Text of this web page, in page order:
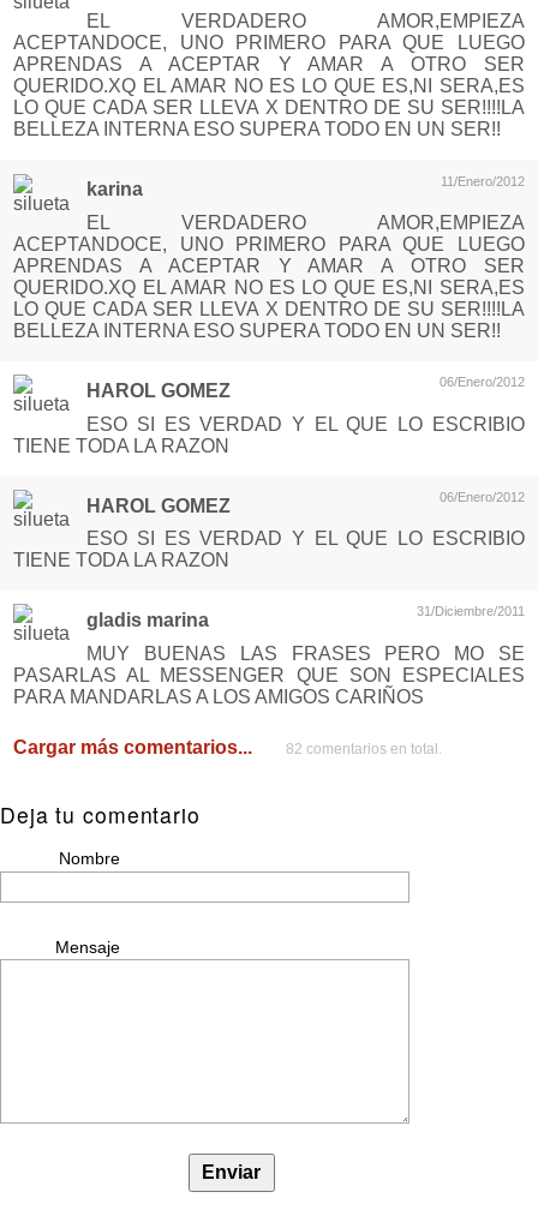
EL VERDADERO AMOR,EMPIEZA
ACEPTANDOCE, UNO PRIMERO PARA QUE LUEGO
APRENDAS A ACEPTAR Y AMAR A OTRO SER
QUERIDO.XQ EL AMAR NO ES LO QUE ES,NI SERA,ES
LO QUE CADA SER LLEVA X DENTRO DE SU SER!!!!LA
BELLEZA INTERNA ESO SUPERA TODO EN UN SER!!
11/Enero/2012
karina
EL VERDADERO AMOR,EMPIEZA
ACEPTANDOCE, UNO PRIMERO PARA QUE LUEGO
APRENDAS A ACEPTAR Y AMAR A OTRO SER
QUERIDO.XQ EL AMAR NO ES LO QUE ES,NI SERA,ES
LO QUE CADA SER LLEVA X DENTRO DE SU SER!!!!LA
BELLEZA INTERNA ESO SUPERA TODO EN UN SER!!
06/Enero/2012
HAROL GOMEZ
ESO SI ES VERDAD Y EL QUE LO ESCRIBIO
TIENE TODA LA RAZON
06/Enero/2012
HAROL GOMEZ
ESO SI ES VERDAD Y EL QUE LO ESCRIBIO
TIENE TODA LA RAZON
31/Diciembre/2011
gladis marina
MUY BUENAS LAS FRASES PERO MO SE
PASARLAS AL MESSENGER QUE SON ESPECIALES
PARA MANDARLAS A LOS AMIGOS CARIÑOS
Cargar más comentarios... 82 comentarios en total.
Deja tu comentario
Nombre
Mensaje